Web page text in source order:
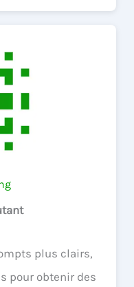
plus clairs,
pour obtenir des